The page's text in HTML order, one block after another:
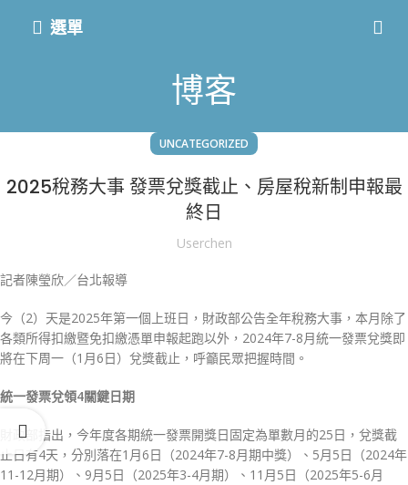
選單
博客
UNCATEGORIZED
2025稅務大事 發票兌獎截止、房屋稅新制申報最
終日
Userchen
記者陳瑩欣／台北報導
今（2）天是2025年第一個上班日，財政部公告全年稅務大事，本月除了
各類所得扣繳暨免扣繳憑單申報起跑以外，2024年7-8月統一發票兌獎即
將在下周一（1月6日）兌獎截止，呼籲民眾把握時間。
統一發票兌領4關鍵日期
財政部指出，今年度各期統一發票開獎日固定為單數月的25日，兌獎截
止日有4天，分別落在1月6日（2024年7-8月期中獎）、5月5日（2024年
11-12月期）、9月5日（2025年3-4月期）、11月5日（2025年5-6月